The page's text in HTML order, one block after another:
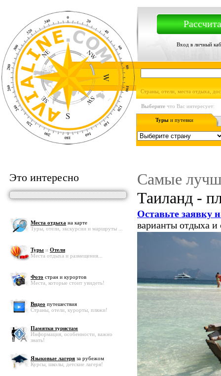
Вход в личный
Страны, отели, места отдыха,
Выберите что Вас интересует:
Туры и путевки
Это интересно
Места отдыха на карте
Туры, отели, экскурсии и маршруты ...
Туры и Отели
Места отдыха и размещения...
Фото стран и курортов
Места, которые стоит увидеть!
Видео путешествия
Страны, отели, курорты, пляжи!
Памятки туристам
Информация, особенности, важно
знать!
Языковые лагеря за рубежом
Курсы, школы, детские лагеря!
Самые
Таиланд -
Оставьте заявку
варианты отдыха